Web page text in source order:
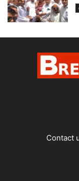
Contact